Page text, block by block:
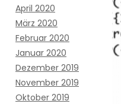
April 2020
März 2020
Februar 2020
Januar 2020
Dezember 2019
November 2019
Oktober 2019